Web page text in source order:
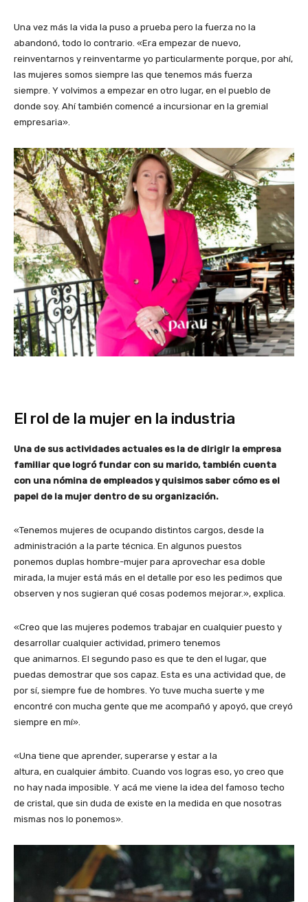
Una vez más la vida la puso a prueba pero la fuerza no la
abandonó, todo lo contrario. «Era empezar de nuevo,
reinventarnos y reinventarme yo particularmente porque, por ahí,
las mujeres somos siempre las que tenemos más fuerza
siempre. Y volvimos a empezar en otro lugar, en el pueblo de
donde soy. Ahí también comencé a incursionar en la gremial
empresaria».
El rol de la mujer en la industria
Una de sus actividades actuales es la de dirigir la empresa
familiar que logró fundar con su marido, también cuenta
con una nómina de empleados y quisimos saber cómo es el
papel de la mujer dentro de su organización.
«Tenemos mujeres de ocupando distintos cargos, desde la
administración a la parte técnica. En algunos puestos
ponemos duplas hombre-mujer para aprovechar esa doble
mirada, la mujer está más en el detalle por eso les pedimos que
observen y nos sugieran qué cosas podemos mejorar.», explica.
«Creo que las mujeres podemos trabajar en cualquier puesto y
desarrollar cualquier actividad, primero tenemos
que animarnos. El segundo paso es que te den el lugar, que
puedas demostrar que sos capaz. Esta es una actividad que, de
por sí, siempre fue de hombres. Yo tuve mucha suerte y me
encontré con mucha gente que me acompañó y apoyó, que creyó
siempre en mí».
«Una tiene que aprender, superarse y estar a la
altura, en cualquier ámbito. Cuando vos logras eso, yo creo que
no hay nada imposible. Y acá me viene la idea del famoso techo
de cristal, que sin duda de existe en la medida en que nosotras
mismas nos lo ponemos».